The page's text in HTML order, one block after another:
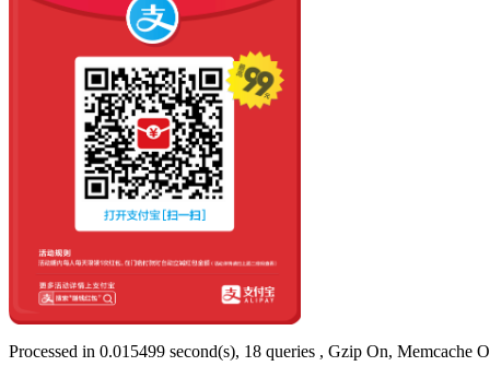
Processed in 0.015499 second(s), 18 queries , Gzip On, Memcache